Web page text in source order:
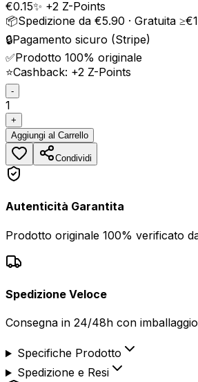
€0.15✨ +2 Z-Points
📦Spedizione da €5.90 · Gratuita
🔒Pagamento sicuro (Stripe)
✅Prodotto 100% originale
⭐Cashback: +2 Z-Points
-
1
+
Aggiungi al Carrello
Condividi
Autenticità Garantita
Prodotto originale 100% verificato
Spedizione Veloce
Consegna in 24/48h con
Specifiche Prodotto
Spedizione e Resi